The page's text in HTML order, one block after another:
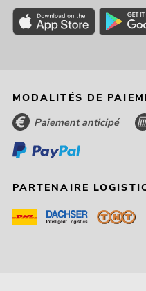
MODALITÉS DE
Paiement anticipé
PARTENAIRE